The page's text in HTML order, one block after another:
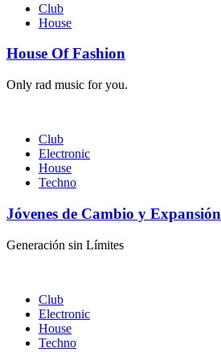
Club
House
House Of Fashion
Only rad music for you.
Club
Electronic
House
Techno
Jóvenes de Cambio y Expansión
Generación sin Límites
Club
Electronic
House
Techno